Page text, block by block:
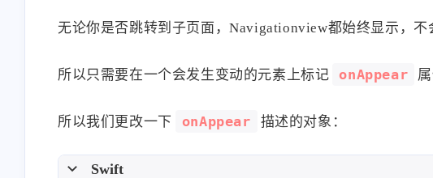
无论你是否跳转到子页面，Navigationview都始终显示，不
所以只需要在一个会发生变动的元素上标记 onAppear
所以我们更改一下 onAppear 描述的对象：
Swift